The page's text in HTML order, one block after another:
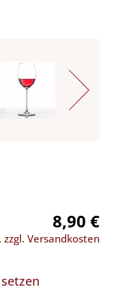
8,90 €
zzgl. Versandkosten